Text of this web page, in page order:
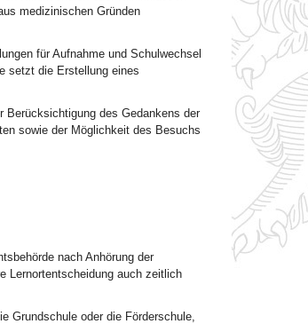
medizinischen Gründen
für Aufnahme und Schulwechsel
setzt die Erstellung eines
Berücksichtigung des Gedankens der
sowie der Möglichkeit des Besuchs
nach Anhörung der
Lernortentscheidung auch zeitlich
Grundschule oder die Förderschule,